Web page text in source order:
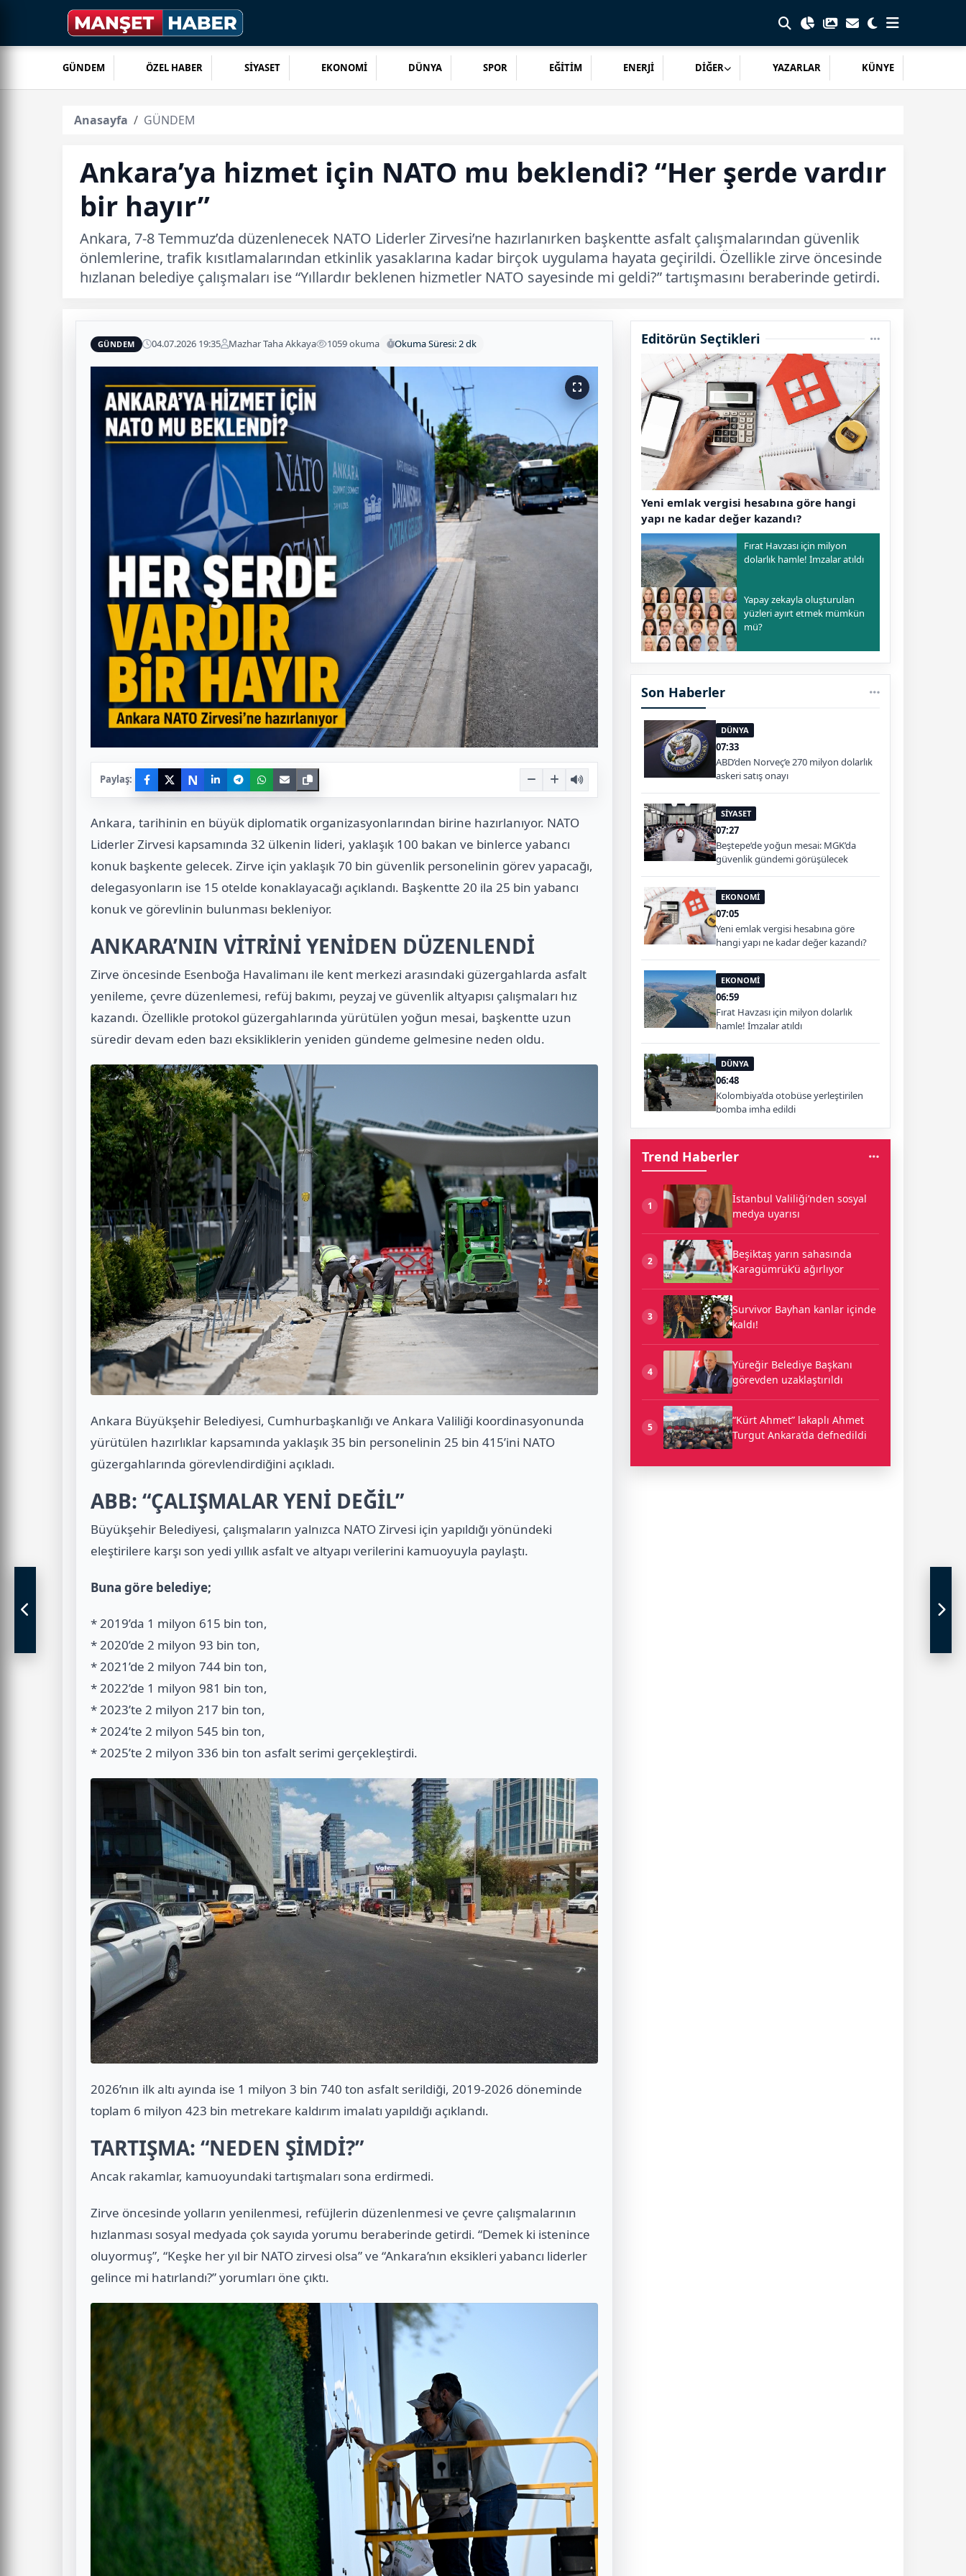
GÜNDEM ÖZEL HABER SİYASET EKONOMİ DÜNYA SPOR EĞİTİM ENERJİ DİĞER YAZARLAR KÜNYE
Anasayfa GÜNDEM
Ankara’ya hizmet için NATO mu beklendi? “Her şerde vardır
bir hayır”
Ankara, 7-8 Temmuz’da düzenlenecek NATO Liderler Zirvesi’ne hazırlanırken başkentte asfalt çalışmalarından güvenlik
önlemlerine, trafik kısıtlamalarından etkinlik yasaklarına kadar birçok uygulama hayata geçirildi. Özellikle zirve öncesinde
hızlanan belediye çalışmaları ise “Yıllardır beklenen hizmetler NATO sayesinde mi geldi?” tartışmasını beraberinde getirdi.
GÜNDEM 04.07.2026 19:35 Mazhar Taha Akkaya 1059 okuma Okuma Süresi: 2 dk
Paylaş: N
Ankara, tarihinin en büyük diplomatik organizasyonlarından birine hazırlanıyor. NATO
Liderler Zirvesi kapsamında 32 ülkenin lideri, yaklaşık 100 bakan ve binlerce yabancı
konuk başkente gelecek. Zirve için yaklaşık 70 bin güvenlik personelinin görev yapacağı,
delegasyonların ise 15 otelde konaklayacağı açıklandı. Başkentte 20 ila 25 bin yabancı
konuk ve görevlinin bulunması bekleniyor.
ANKARA’NIN VİTRİNİ YENİDEN DÜZENLENDİ
Zirve öncesinde Esenboğa Havalimanı ile kent merkezi arasındaki güzergahlarda asfalt
yenileme, çevre düzenlemesi, refüj bakımı, peyzaj ve güvenlik altyapısı çalışmaları hız
kazandı. Özellikle protokol güzergahlarında yürütülen yoğun mesai, başkentte uzun
süredir devam eden bazı eksikliklerin yeniden gündeme gelmesine neden oldu.
Ankara Büyükşehir Belediyesi, Cumhurbaşkanlığı ve Ankara Valiliği koordinasyonunda
yürütülen hazırlıklar kapsamında yaklaşık 35 bin personelinin 25 bin 415’ini NATO
güzergahlarında görevlendirdiğini açıkladı.
ABB: “ÇALIŞMALAR YENİ DEĞİL”
Büyükşehir Belediyesi, çalışmaların yalnızca NATO Zirvesi için yapıldığı yönündeki
eleştirilere karşı son yedi yıllık asfalt ve altyapı verilerini kamuoyuyla paylaştı.
Buna göre belediye;
* 2019’da 1 milyon 615 bin ton,
* 2020’de 2 milyon 93 bin ton,
* 2021’de 2 milyon 744 bin ton,
* 2022’de 1 milyon 981 bin ton,
* 2023’te 2 milyon 217 bin ton,
* 2024’te 2 milyon 545 bin ton,
* 2025’te 2 milyon 336 bin ton asfalt serimi gerçekleştirdi.
2026’nın ilk altı ayında ise 1 milyon 3 bin 740 ton asfalt serildiği, 2019-2026 döneminde
toplam 6 milyon 423 bin metrekare kaldırım imalatı yapıldığı açıklandı.
TARTIŞMA: “NEDEN ŞİMDİ?”
Ancak rakamlar, kamuoyundaki tartışmaları sona erdirmedi.
Zirve öncesinde yolların yenilenmesi, refüjlerin düzenlenmesi ve çevre çalışmalarının
hızlanması sosyal medyada çok sayıda yorumu beraberinde getirdi. “Demek ki istenince
oluyormuş”, “Keşke her yıl bir NATO zirvesi olsa” ve “Ankara’nın eksikleri yabancı liderler
gelince mi hatırlandı?” yorumları öne çıktı.
Editörün Seçtikleri
Yeni emlak vergisi hesabına göre hangi
yapı ne kadar değer kazandı?
Fırat Havzası için milyon
dolarlık hamle! İmzalar atıldı
Yapay zekayla oluşturulan
yüzleri ayırt etmek mümkün
mü?
Son Haberler
DÜNYA
07:33
ABD’den Norveç’e 270 milyon dolarlık
askeri satış onayı
SİYASET
07:27
Beştepe’de yoğun mesai: MGK’da
güvenlik gündemi görüşülecek
EKONOMİ
07:05
Yeni emlak vergisi hesabına göre
hangi yapı ne kadar değer kazandı?
EKONOMİ
06:59
Fırat Havzası için milyon dolarlık
hamle! İmzalar atıldı
DÜNYA
06:48
Kolombiya’da otobüse yerleştirilen
bomba imha edildi
Trend Haberler
1
İstanbul Valiliği’nden sosyal
medya uyarısı
2
Beşiktaş yarın sahasında
Karagümrük’ü ağırlıyor
3
Survivor Bayhan kanlar içinde
kaldı!
4
Yüreğir Belediye Başkanı
görevden uzaklaştırıldı
5
“Kürt Ahmet” lakaplı Ahmet
Turgut Ankara’da defnedildi